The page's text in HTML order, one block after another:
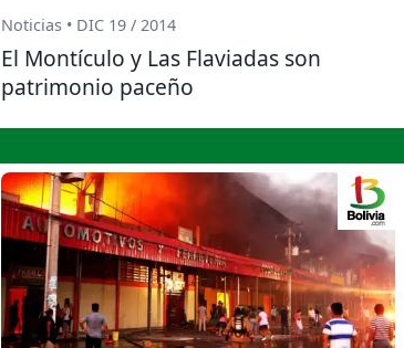
Noticias • DIC 19 / 2014
El Montículo y Las Flaviadas son
patrimonio paceño